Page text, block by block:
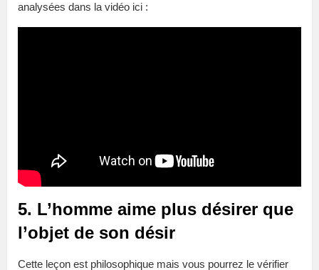
analysées dans la vidéo ici :
5. L’homme aime plus désirer que
l’objet de son désir
Cette leçon est philosophique mais vous pourrez le vérifier